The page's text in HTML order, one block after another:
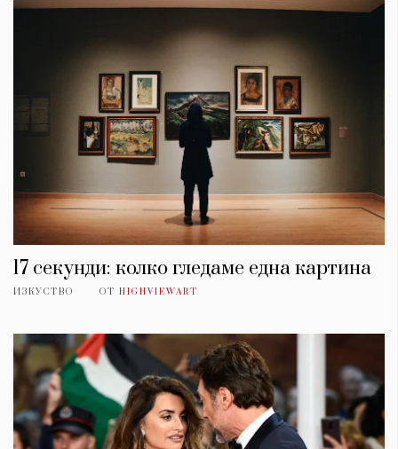
17 секунди: колко гледаме една картина
ИЗКУСТВО ОТ HIGHVIEWART